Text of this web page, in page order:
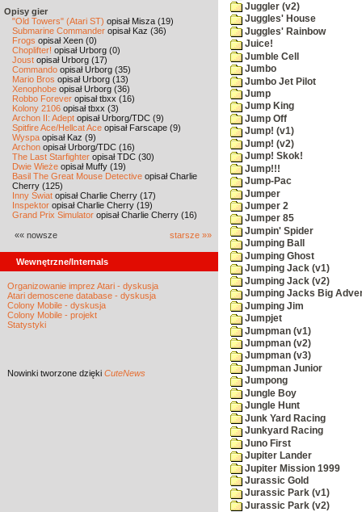
Opisy gier
"Old Towers" (Atari ST) opisał Misza (19)
Submarine Commander opisał Kaz (36)
Frogs opisał Xeen (0)
Choplifter! opisał Urborg (0)
Joust opisał Urborg (17)
Commando opisał Urborg (35)
Mario Bros opisał Urborg (13)
Xenophobe opisał Urborg (36)
Robbo Forever opisał tbxx (16)
Kolony 2106 opisał tbxx (3)
Archon II: Adept opisał Urborg/TDC (9)
Spitfire Ace/Hellcat Ace opisał Farscape (9)
Wyspa opisał Kaz (9)
Archon opisał Urborg/TDC (16)
The Last Starfighter opisał TDC (30)
Dwie Wieże opisał Muffy (19)
Basil The Great Mouse Detective opisał Charlie
Cherry (125)
Inny Świat opisał Charlie Cherry (17)
Inspektor opisał Charlie Cherry (19)
Grand Prix Simulator opisał Charlie Cherry (16)
«« nowsze starsze »»
Wewnętrzne/Internals
Organizowanie imprez Atari - dyskusja
Atari demoscene database - dyskusja
Colony Mobile - dyskusja
Colony Mobile - projekt
Statystyki
Nowinki tworzone dzięki CuteNews
Juggler (v2)
Juggles' House
Juggles' Rainbow
Juice!
Jumble Cell
Jumbo
Jumbo Jet Pilot
Jump
Jump King
Jump Off
Jump! (v1)
Jump! (v2)
Jump! Skok!
Jump!!!
Jump-Pac
Jumper
Jumper 2
Jumper 85
Jumpin' Spider
Jumping Ball
Jumping Ghost
Jumping Jack (v1)
Jumping Jack (v2)
Jumping Jacks Big
Jumping Jim
Jumpjet
Jumpman (v1)
Jumpman (v2)
Jumpman (v3)
Jumpman Junior
Jumpong
Jungle Boy
Jungle Hunt
Junk Yard Racing
Junkyard Racing
Juno First
Jupiter Lander
Jupiter Mission 1999
Jurassic Gold
Jurassic Park (v1)
Jurassic Park (v2)